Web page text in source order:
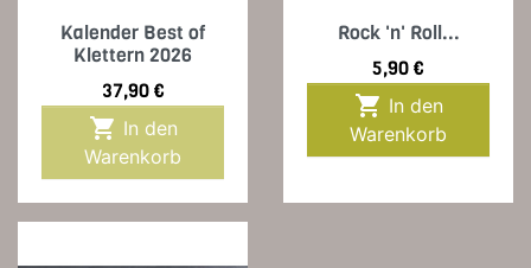
Kalender Best of
Klettern 2026
Preis
37,90 €

Warenkorb
Rock 'n' Roll...
Preis
5,90 €

Warenkorb